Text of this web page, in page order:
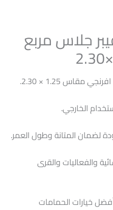
جلاس مربع
مقاس 1.25 × 2.30.
الخارجي.
لضمان المتانة وطول العمر.
والفعاليات والقرى
خيارات الحمامات